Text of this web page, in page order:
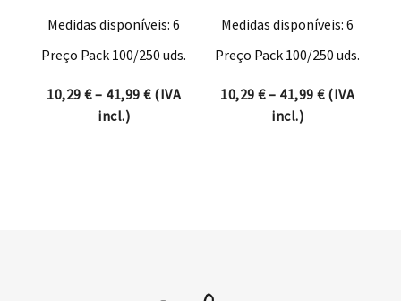
Medidas disponíveis: 6
Preço Pack 100/250 uds.
10,29 €– 41,99 €Price range: 10,29 € through 41,99 €
(IVA
incl.)
Medidas disponíveis: 6
Preço Pack 100/250 uds.
10,29 €– 41,99 €Price
(IVA
incl.)